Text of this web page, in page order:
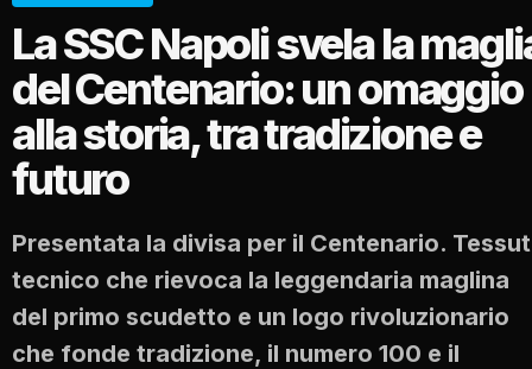
La SSC Napoli svela la
del Centenario: un omaggio
alla storia, tra tradizione e
futuro
Presentata la divisa per il Centenario.
tecnico che rievoca la leggendaria maglina
del primo scudetto e un logo rivoluzionario
che fonde tradizione, il numero 100 e il